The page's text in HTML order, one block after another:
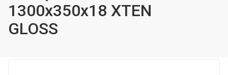
1300х350х18 XTEN
GLOSS